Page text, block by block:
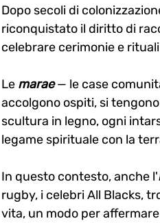
Dopo secoli di
riconquistato il diritto di
celebrare cerimonie e
Le marae — le case
accolgono ospiti, si
scultura in legno, ogni
legame spirituale con la
In questo contesto, anche l'
rugby, i celebri All Blacks,
vita, un modo per